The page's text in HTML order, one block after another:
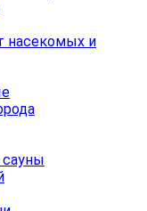
насекомых и
сауны